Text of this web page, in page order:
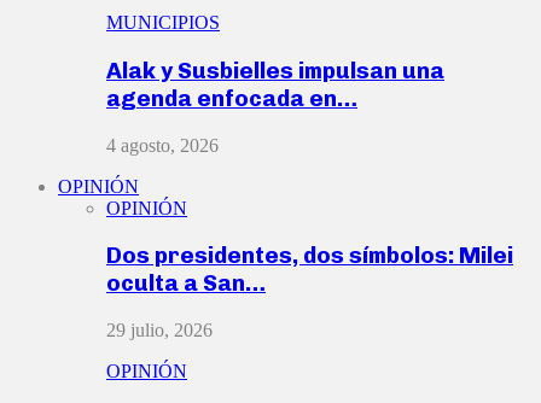
MUNICIPIOS
Alak y Susbielles impulsan una
agenda enfocada en…
4 agosto, 2026
OPINIÓN
OPINIÓN
Dos presidentes, dos símbolos: Milei
oculta a San…
29 julio, 2026
OPINIÓN